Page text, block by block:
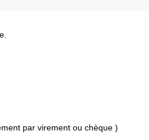
par virement ou chèque )